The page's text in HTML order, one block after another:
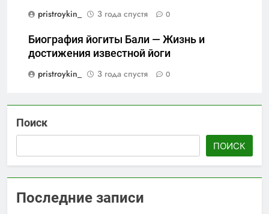
pristroykin_
3 года спустя 0
Биография йогиты Бали — Жизнь и
достижения известной йоги
pristroykin_
3 года спустя 0
Поиск
ПОИСК
Последние записи